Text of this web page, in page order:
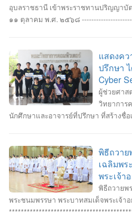
อุบลราชธานี เข้าพระราชทานปริญญาบั
๑๑ ตุลาคม พ.ศ. ๒๕๖๘
แสดงค
ปรึกษา
Cyber
ผู้ช่วยศาส
วิทยาการ
นักศึกษาและอาจารย์ที่ปรึกษา ที่สร้างชื่
ปลอดภัยทางไซเบอร์ IT RERU
“เปิดโลกวิชาการ 25 ปี มหาวิทยาลัยรา
Senior #รางวัลชนะเลิศ ทีม Don’t
อาทิตย์ สายกนก นายสุริยา ขันทา ทำคะ
ชนะเลิศอันดับที่_1 ทีม MVP นายอัมริน
รพงษ์ โสระธิ ทำคะแนนได้ 1310 คะแน
พิธีถวาย
เฉลิมพร
พระเจ้า
พิธีถวายพ
พระชนมพรรษา พระบาทสมเด็จพระเจ้า